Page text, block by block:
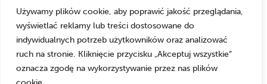
Używamy plików cookie, aby poprawić jakość przeglądania,
wyświetlać reklamy lub treści dostosowane do
indywidualnych potrzeb użytkowników oraz analizować
ruch na stronie. Kliknięcie przycisku „Akceptuj wszystkie”
oznacza zgodę na wykorzystywanie przez nas plików